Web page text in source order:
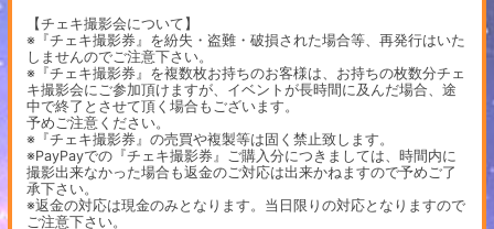
【チェキ撮影会について】
※『チェキ撮影券』を紛失・盗難・破損された場合等、再発行はいた
しませんのでご注意下さい。
※『チェキ撮影券』を複数枚お持ちのお客様は、お持ちの枚数分チェ
キ撮影会にご参加頂けますが、イベントが長時間に及んだ場合、途
中で終了とさせて頂く場合もございます。
予めご注意ください。
※『チェキ撮影券』の売買や複製等は固く禁止致します。
※PayPayでの『チェキ撮影券』ご購入分につきましては、時間内に
撮影出来なかった場合も返金のご対応は出来かねますので予めご了
承下さい。
※返金の対応は現金のみとなります。当日限りの対応となりますので
ご注意下さい。